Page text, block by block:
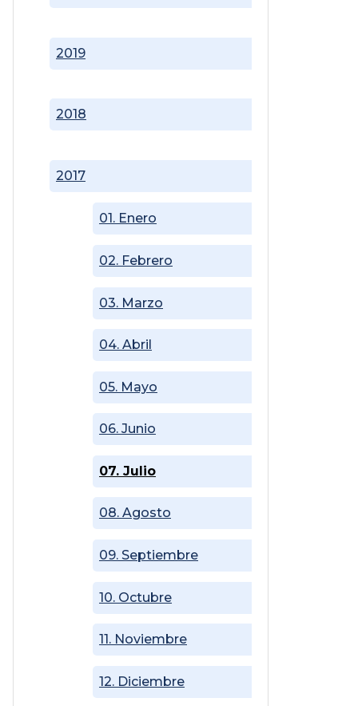
2017
01. Enero
02. Febrero
03. Marzo
04. Abril
05. Mayo
06. Junio
07. Julio
08. Agosto
09. Septiembre
10. Octubre
11. Noviembre
12. Diciembre
2018
2019